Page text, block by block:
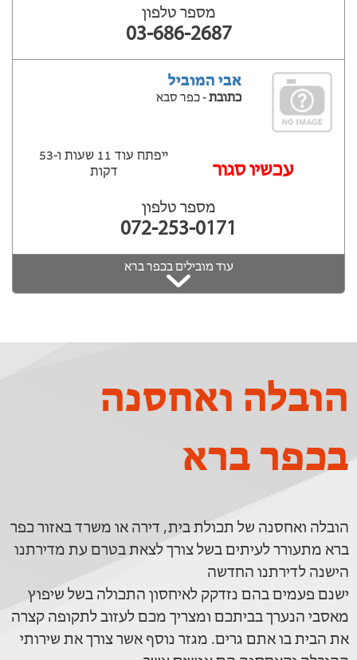
מספר טלפון
03-686-2687
אבי המוביל
כתובת- כפר סבא
עכשיו סגור
ייפתח עוד 11 שעות ‫ו-53
דקות
מספר טלפון
072-253-0171
עוד מובילים בכפר ברא
הובלה ואחסנה
בכפר ברא
הובלה ואחסנה של תכולת בית, דירה או משרד באזור כפר
ברא מתעורר לעיתים בשל צורך לצאת בטרם עת מדירתנו
הישנה לדירתנו החדשה
ישנם פעמים בהם נזדקק לאיחסון התכולה בשל שיפוץ
מאסבי הנערך בביתכם ומצריך מכם לעזוב לתקופה קצרה
את הבית בו אתם גרים. מגזר נוסף אשר צורך את שירותי